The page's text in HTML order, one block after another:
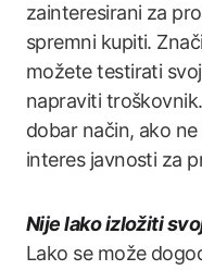
zainteresirani za
spremni kupiti.
možete testirati
napraviti
dobar način, ako
interes javnosti za
Nije lako izložiti
Lako se može